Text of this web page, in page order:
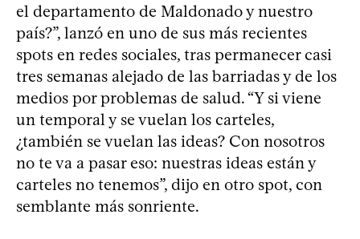
el departamento de Maldonado y nuestro
país?”, lanzó en uno de sus más recientes
spots en redes sociales, tras permanecer casi
tres semanas alejado de las barriadas y de los
medios por problemas de salud. “Y si viene
un temporal y se vuelan los carteles,
¿también se vuelan las ideas? Con nosotros
no te va a pasar eso: nuestras ideas están y
carteles no tenemos”, dijo en otro spot, con
semblante más sonriente.